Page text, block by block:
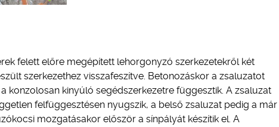
felett előre megépített lehorgonyzó szerkezetekről két
szerkezethez visszafeszítve. Betonozáskor a zsaluzatot
konzolosan kinyúló segédszerkezetre függesztik. A zsaluzat
felfüggesztésen nyugszik, a belső zsaluzat pedig a már
mozgatásakor először a sínpályát készítik el. A